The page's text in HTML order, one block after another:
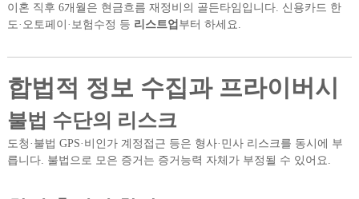
이혼 직후 6개월은 현금흐름 재정비의 골든타임입니다. 신용카드 한
도·오토페이·보험수정 등 리스트업 부터 하세요.
합법적 정보 수집과 프라이버시
불법 수단의 리스크
도청·불법 GPS·비인가 계정접근 등은 형사·민사 리스크를 동시에 부
릅니다. 불법으로 모은 증거는 증거능력 자체가 부정될 수 있어요.